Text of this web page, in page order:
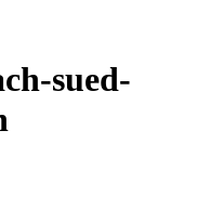
sued-